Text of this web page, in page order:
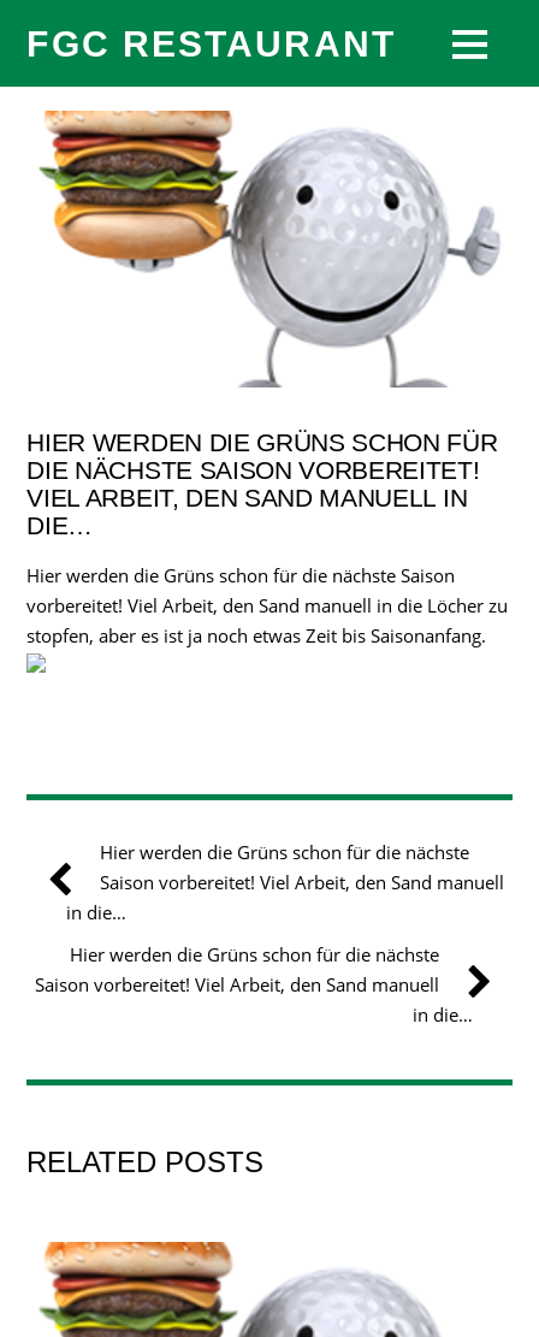
FGC RESTAURANT
HIER WERDEN DIE GRÜNS SCHON FÜR
DIE NÄCHSTE SAISON VORBEREITET!
VIEL ARBEIT, DEN SAND MANUELL IN
DIE…
Hier werden die Grüns schon für die nächste Saison
vorbereitet! Viel Arbeit, den Sand manuell in die Löcher zu
stopfen, aber es ist ja noch etwas Zeit bis Saisonanfang.
Hier werden die Grüns schon für die nächste
Saison vorbereitet! Viel Arbeit, den Sand manuell
in die…
Hier werden die Grüns schon für die nächste
Saison vorbereitet! Viel Arbeit, den Sand manuell
in die…
RELATED POSTS